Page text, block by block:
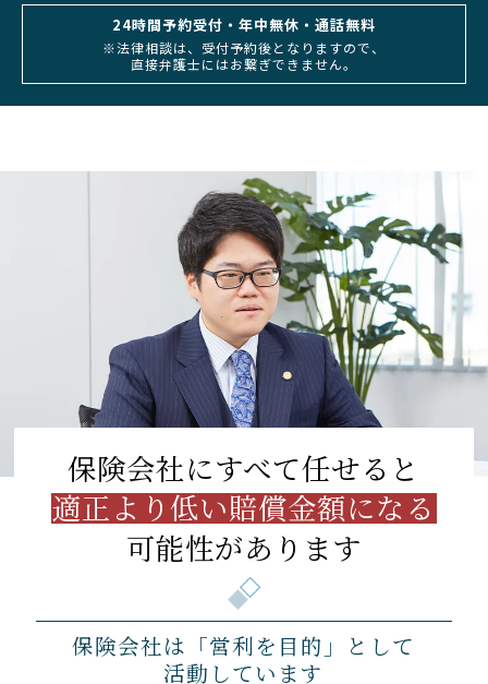
24時間予約受付・年中無休・通話無料
※法律相談は、受付予約後となりますので、
直接弁護士にはお繋ぎできません。
保険会社にすべて任せると
適正より低い賠償金額になる
可能性があります
保険会社は「営利を目的」として
活動しています